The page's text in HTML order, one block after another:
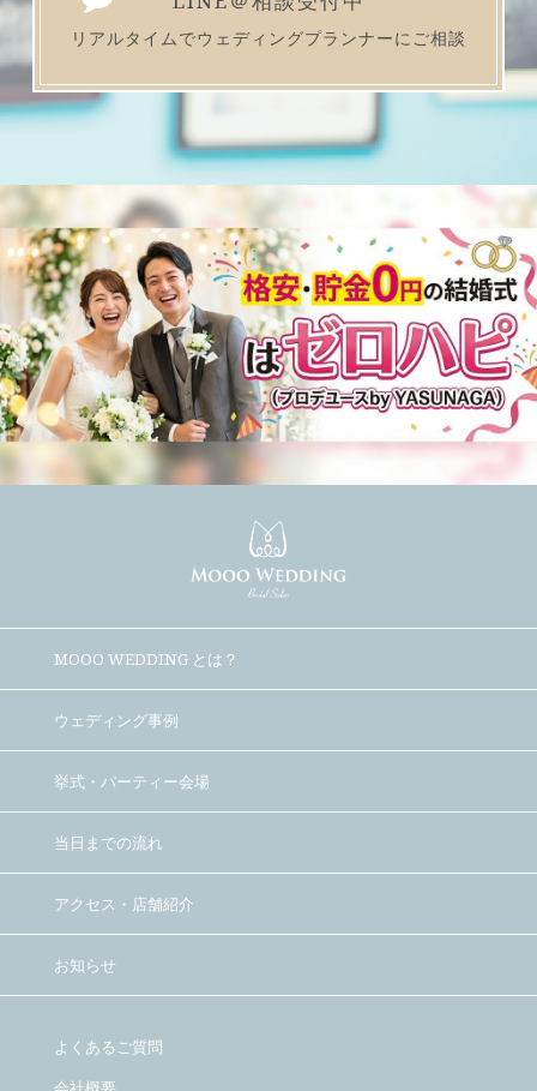
リアルタイムでウェディングプランナーにご相談
MOOO WEDDING とは？
ウェディング事例
挙式・パーティー会場
当日までの流れ
アクセス・店舗紹介
お知らせ
よくあるご質問